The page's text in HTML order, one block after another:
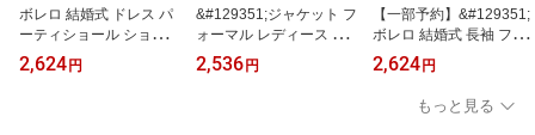
ボレロ 結婚式 ドレス パ
ーティショール ショール
ストール 羽織 二次会 黒
ブラック ネイビー グレ
2,624円
&#129351;ジャケット フ
ォーマル レディース マ
マ 母 ボレロ 結婚式 長袖
パーティー 大きいサイズ
2,536円
【一部予約】&#129351;
ボレロ 結婚式 長袖 フォ
ーマル ジャケット パー
ティー 大きいサイズ シ
フォン ストール 羽織 二
次会 披露宴 お呼ばれ シ
2,624円
もっと見る